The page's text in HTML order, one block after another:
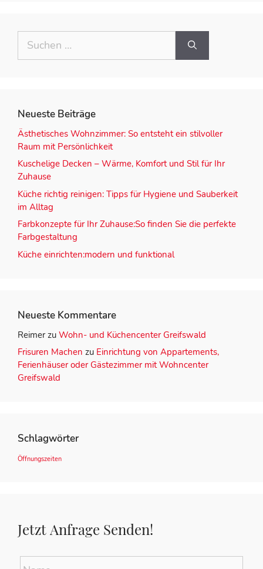
Neueste Beiträge
Ästhetisches Wohnzimmer: So entsteht ein stilvoller
Raum mit Persönlichkeit
Kuschelige Decken – Wärme, Komfort und Stil für Ihr
Zuhause
Küche richtig reinigen: Tipps für Hygiene und Sauberkeit
im Alltag
Farbkonzepte für Ihr Zuhause:So finden Sie die perfekte
Farbgestaltung
Küche einrichten:modern und funktional
Neueste Kommentare
Reimerzu Wohn- und Küchencenter Greifswald
Frisuren Machen zu Einrichtung von Appartements,
Ferienhäuser oder Gästezimmer mit Wohncenter
Greifswald
Schlagwörter
Öffnungszeiten
Jetzt Anfrage Senden!
Name *